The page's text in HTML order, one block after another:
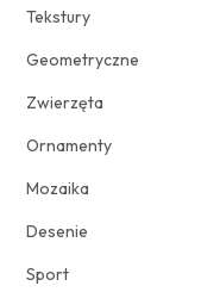
Tekstury
Geometryczne
Zwierzęta
Ornamenty
Mozaika
Desenie
Sport